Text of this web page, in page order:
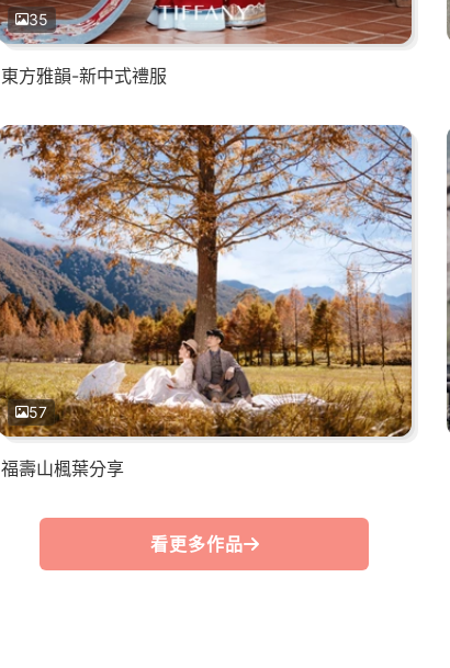
35
東方雅韻-新中式禮服
57
福壽山楓葉分享
看更多作品